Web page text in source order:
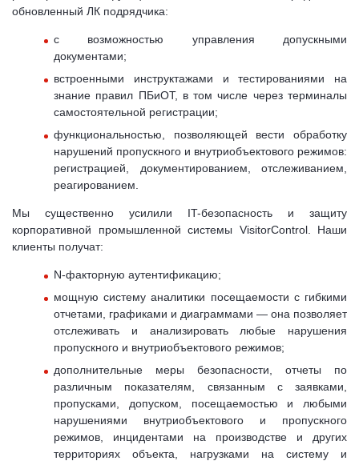
обновленный ЛК подрядчика:
с возможностью управления допускными
документами;
встроенными инструктажами и тестированиями на
знание правил ПБиОТ, в том числе через терминалы
самостоятельной регистрации;
функциональностью, позволяющей вести обработку
нарушений пропускного и внутриобъектового режимов:
регистрацией, документированием, отслеживанием,
реагированием.
Мы существенно усилили IT-безопасность и защиту
корпоративной промышленной системы VisitorControl. Наши
клиенты получат:
N-факторную аутентификацию;
мощную систему аналитики посещаемости с гибкими
отчетами, графиками и диаграммами — она позволяет
отслеживать и анализировать любые нарушения
пропускного и внутриобъектового режимов;
дополнительные меры безопасности, отчеты по
различным показателям, связанным с заявками,
пропусками, допуском, посещаемостью и любыми
нарушениями внутриобъектового и пропускного
режимов, инцидентами на производстве и других
территориях объекта, нагрузками на систему и